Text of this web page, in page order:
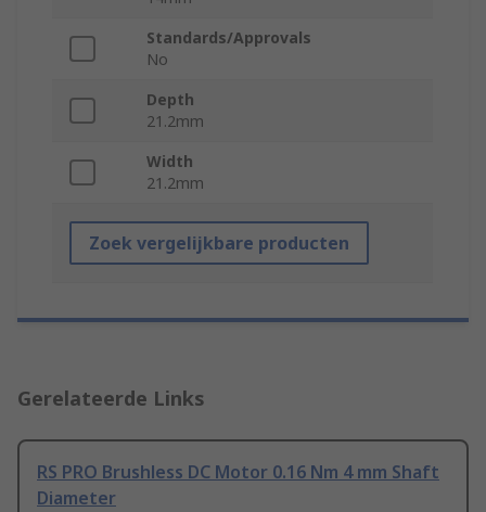
Standards/Approvals
No
Depth
21.2mm
Width
21.2mm
Zoek vergelijkbare producten
Gerelateerde Links
RS PRO Brushless DC Motor 0.16 Nm 4 mm Shaft
Diameter